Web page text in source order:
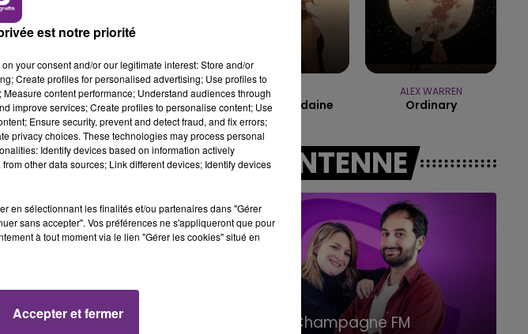
LA RADIO POP
vente serait un +.
intéressez,
mail à :
END
WOINIC
Soiree Mondaine
ALEX WARREN
Ordinary
A L'ANTENNE
Le Club Champagne FM
est notre priorité
your consent and/or our legitimate interest: Store and/or
Create profiles for personalised advertising; Use profiles to
content performance; Understand audiences through
improve services; Create profiles to personalise content; Use
Ensure security, prevent and detect fraud, and fix errors;
privacy choices. These technologies may process personal
Identify devices based on information actively
other data sources; Link different devices; Identify devices
en sélectionnant les finalités et/ou partenaires dans "Gérer
sans accepter". Vos préférences ne s'appliqueront que pour
à tout moment via le lien "Gérer les cookies" situé en
Accepter et fermer